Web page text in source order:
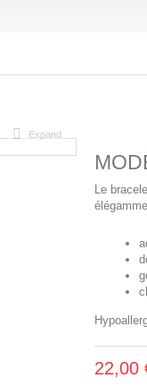
Expand
Le
22,00